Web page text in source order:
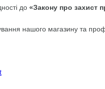
до «Закону про захист
нашого магазину та